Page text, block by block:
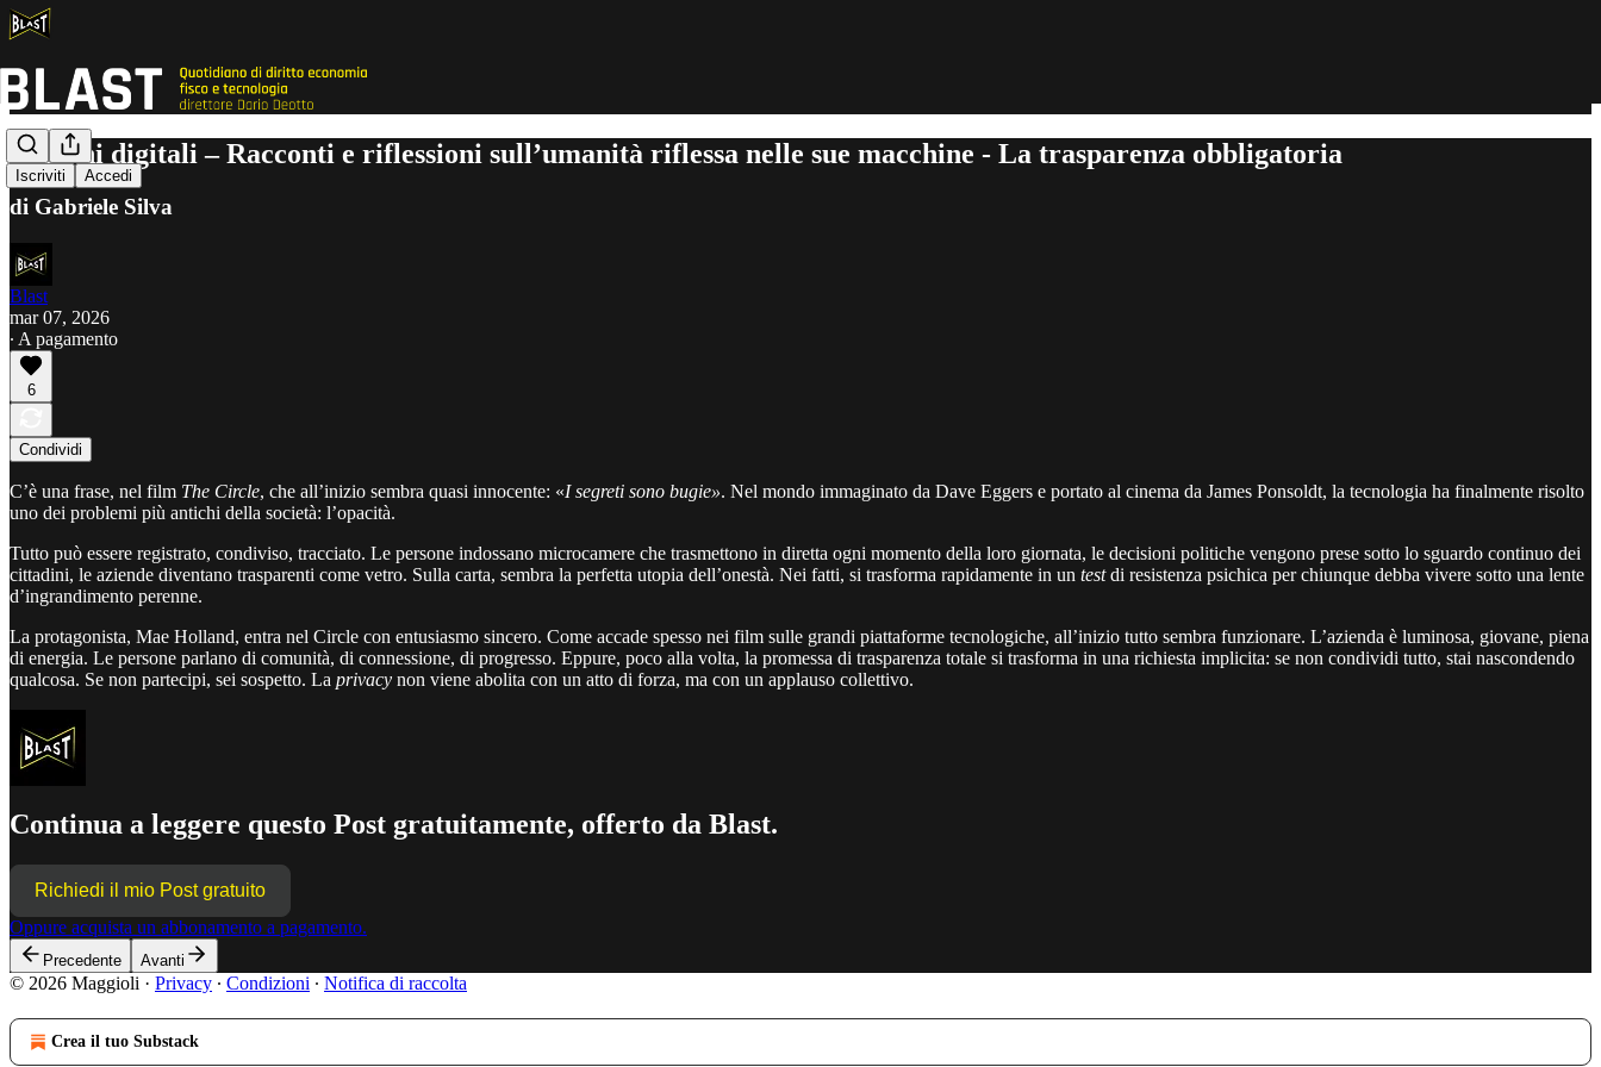
Iscriviti Accedi
Specchi digitali – Racconti e riflessioni sull’umanità riflessa nelle sue macchine - La trasparenza obbligatoria
di Gabriele Silva
Blast
mar 07, 2026
∙ A pagamento
6
Condividi
C’è una frase, nel film The Circle, che all’inizio sembra quasi innocente: «I segreti sono bugie». Nel mondo immaginato da Dave Eggers e portato al cinema da James Ponsoldt, la tecnologia ha finalmente risolto
uno dei problemi più antichi della società: l’opacità.
Tutto può essere registrato, condiviso, tracciato. Le persone indossano microcamere che trasmettono in diretta ogni momento della loro giornata, le decisioni politiche vengono prese sotto lo sguardo continuo dei
cittadini, le aziende diventano trasparenti come vetro. Sulla carta, sembra la perfetta utopia dell’onestà. Nei fatti, si trasforma rapidamente in un testdi resistenza psichica per chiunque debba vivere sotto una lente
d’ingrandimento perenne.
La protagonista, Mae Holland, entra nel Circle con entusiasmo sincero. Come accade spesso nei film sulle grandi piattaforme tecnologiche, all’inizio tutto sembra funzionare. L’azienda è luminosa, giovane, piena
di energia. Le persone parlano di comunità, di connessione, di progresso. Eppure, poco alla volta, la promessa di trasparenza totale si trasforma in una richiesta implicita: se non condividi tutto, stai nascondendo
qualcosa. Se non partecipi, sei sospetto. La privacy non viene abolita con un atto di forza, ma con un applauso collettivo.
Continua a leggere questo Post gratuitamente, offerto da Blast.
Richiedi il mio Post gratuito
Oppure acquista un abbonamento a pagamento.
Precedente Avanti
© 2026 Maggioli · Privacy ∙ Condizioni ∙ Notifica di raccolta
Crea il tuo Substack